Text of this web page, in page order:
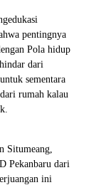
pentingnya
Pola hidup
dari
sementara
rumah kalau
Situmeang,
Pekanbaru dari
ini